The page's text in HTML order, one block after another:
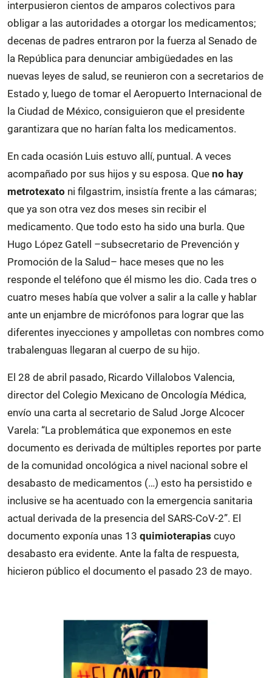
interpusieron cientos de amparos colectivos para
obligar a las autoridades a otorgar los medicamentos;
decenas de padres entraron por la fuerza al Senado de
la República para denunciar ambigüedades en las
nuevas leyes de salud, se reunieron con a secretarios de
Estado y, luego de tomar el Aeropuerto Internacional de
la Ciudad de México, consiguieron que el presidente
garantizara que no harían falta los medicamentos.
En cada ocasión Luis estuvo allí, puntual. A veces
acompañado por sus hijos y su esposa. Que no hay
metrotexato ni filgastrim, insistía frente a las cámaras;
que ya son otra vez dos meses sin recibir el
medicamento. Que todo esto ha sido una burla. Que
Hugo López Gatell –subsecretario de Prevención y
Promoción de la Salud– hace meses que no les
responde el teléfono que él mismo les dio. Cada tres o
cuatro meses había que volver a salir a la calle y hablar
ante un enjambre de micrófonos para lograr que las
diferentes inyecciones y ampolletas con nombres como
trabalenguas llegaran al cuerpo de su hijo.
El 28 de abril pasado, Ricardo Villalobos Valencia,
director del Colegio Mexicano de Oncología Médica,
envío una carta al secretario de Salud Jorge Alcocer
Varela: “La problemática que exponemos en este
documento es derivada de múltiples reportes por parte
de la comunidad oncológica a nivel nacional sobre el
desabasto de medicamentos (…) esto ha persistido e
inclusive se ha acentuado con la emergencia sanitaria
actual derivada de la presencia del SARS-CoV-2”. El
documento exponía unas 13 quimioterapias cuyo
desabasto era evidente. Ante la falta de respuesta,
hicieron público el documento el pasado 23 de mayo.